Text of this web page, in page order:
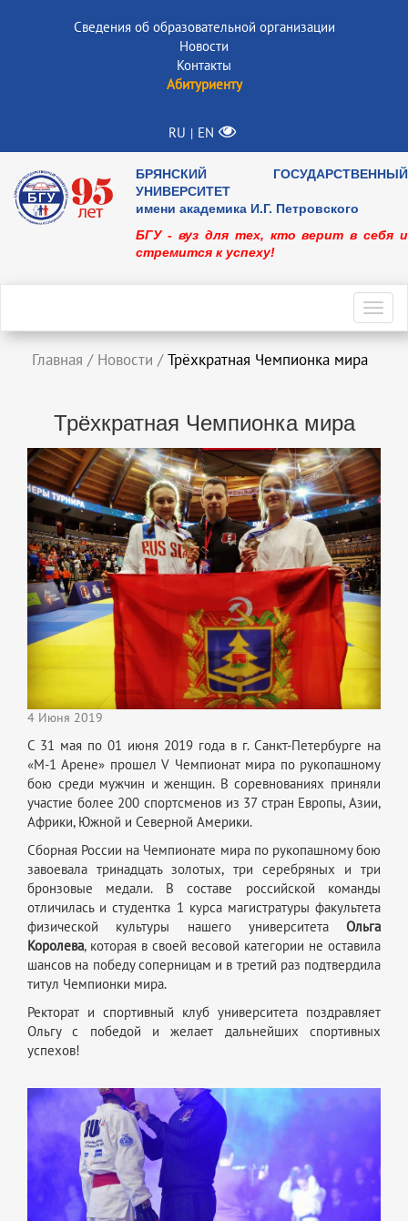
Сведения об образовательной организации
Новости
Контакты
Абитуриенту
RU | EN
БРЯНСКИЙ ГОСУДАРСТВЕННЫЙ
УНИВЕРСИТЕТ
имени академика И.Г. Петровского
БГУ - вуз для тех, кто верит в себя и
стремится к успеху!
Главная / Новости / Трёхкратная Чемпионка мира
Трёхкратная Чемпионка мира
4 Июня 2019
С 31 мая по 01 июня 2019 года в г. Санкт-Петербурге на
«М-1 Арене» прошел V Чемпионат мира по рукопашному
бою среди мужчин и женщин. В соревнованиях приняли
участие более 200 спортсменов из 37 стран Европы, Азии,
Африки, Южной и Северной Америки.
Сборная России на Чемпионате мира по рукопашному бою
завоевала тринадцать золотых, три серебряных и три
бронзовые медали. В составе российской команды
отличилась и студентка 1 курса магистратуры факультета
физической культуры нашего университета Ольга
Королева, которая в своей весовой категории не оставила
шансов на победу соперницам и в третий раз подтвердила
титул Чемпионки мира.
Ректорат и спортивный клуб университета поздравляет
Ольгу с победой и желает дальнейших спортивных
успехов!